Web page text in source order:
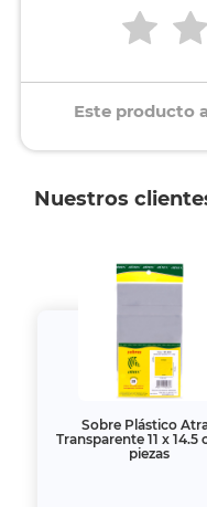
Este producto
Nuestros
Sobre Plástico
Transparente 11 x 14.5
piezas